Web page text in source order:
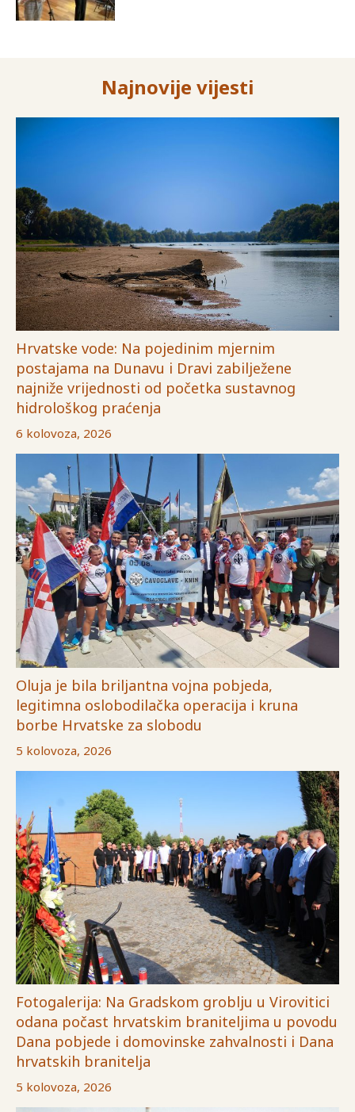
Najnovije vijesti
Hrvatske vode: Na pojedinim mjernim
postajama na Dunavu i Dravi zabilježene
najniže vrijednosti od početka sustavnog
hidrološkog praćenja
6 kolovoza, 2026
Oluja je bila briljantna vojna pobjeda,
legitimna oslobodilačka operacija i kruna
borbe Hrvatske za slobodu
5 kolovoza, 2026
Fotogalerija: Na Gradskom groblju u Virovitici
odana počast hrvatskim braniteljima u povodu
Dana pobjede i domovinske zahvalnosti i Dana
hrvatskih branitelja
5 kolovoza, 2026